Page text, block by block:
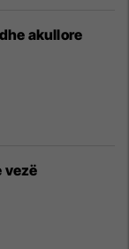
akullore
vezë